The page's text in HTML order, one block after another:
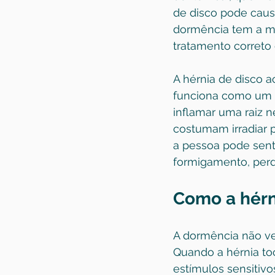
de disco pode
dormência tem a
tratamento correto
A hérnia de disco
funciona como
inflamar uma raiz
costumam irradiar
a pessoa pode
formigamento,
Como a
A dormência não
Quando a hérnia
estímulos